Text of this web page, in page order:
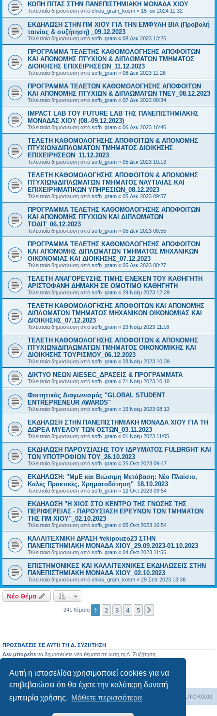
Αυτή η ιστοσελίδα χρησιμοποιεί cookies για να
επιβεβαιώσει ότι θα έχετε την καλύτερη δυνατή
εμπειρία χρήσης. Μάθετε περισσότερα
ΚΟΠΗ ΠΙΤΑΣ ΣΤΗΝ ΠΑΝΕΠΙΣΤΗΜΙΑΚΗ ΜΟΝΑΔΑ ΧΙΟΥ
Τελευταία δημοσίευση από chios_gram_kosm « 15 Ιαν 2024 11:32
ΕΚΔΗΛΩΣΗ ΣΤΗΝ ΠΜ ΧΙΟΥ ΓΙΑ ΤΗΝ ΕΜΦΥΛΗ ΒΙΑ (Προβολή
ταινίας & συζήτηση) _09.12.2023
Τελευταία δημοσίευση από sofb_gram « 08 Δεκ 2023 13:26
ΠΡΟΓΡΑΜΜΑ ΤΕΛΕΤΗΣ ΚΑΘΟΜΟΛΟΓΗΣΗΣ ΑΠΟΦΟΙΤΩΝ
ΚΑΙ ΑΠΟΝΟΜΗΣ ΠΤΥΧΙΩΝ & ΔΙΠΛΩΜΑΤΩΝ ΤΜΗΜΑΤΟΣ
ΔΙΟΙΚΗΣΗΣ ΕΠΙΧΕΙΡΗΣΕΩΝ_11.12.2023
Τελευταία δημοσίευση από sofb_gram « 08 Δεκ 2023 11:28
ΠΡΟΓΡΑΜΜΑ ΤΕΛΕΤΩΝ ΚΑΘΟΜΟΛΟΓΗΣΗΣ ΑΠΟΦΟΙΤΩΝ
ΚΑΙ ΑΠΟΝΟΜΗΣ ΠΤΥΧΙΩΝ & ΔΙΠΛΩΜΑΤΩΝ ΤΝΕΥ_08.12.2023
Τελευταία δημοσίευση από sofb_gram « 07 Δεκ 2023 08:34
IMPACT LAB TOY FUTURE LAB ΤΗΣ ΠΑΝΕΠΙΣΤΗΜΙΑΚΗΣ
ΜΟΝΑΔΑΣ ΧΙΟΥ (08.-09.12.2023)
Τελευταία δημοσίευση από sofb_gram « 06 Δεκ 2023 16:46
ΤΕΛΕΤΗ ΚΑΘΟΜΟΛΟΓΗΣΗΣ ΑΠΟΦΟΙΤΩΝ & ΑΠΟΝΟΜΗΣ
ΠΤΥΧΙΩΝ/ΔΙΠΛΩΜΑΤΩΝ ΤΜΗΜΑΤΟΣ ΔΙΟΙΚΗΣΗΣ
ΕΠΙΧΕΙΡΗΣΕΩΝ_11.12.2023
Τελευταία δημοσίευση από sofb_gram « 05 Δεκ 2023 10:13
ΤΕΛΕΤΗ ΚΑΘΟΜΟΛΟΓΗΣΗΣ ΑΠΟΦΟΙΤΩΝ & ΑΠΟΝΟΜΗΣ
ΠΤΥΧΙΩΝ/ΔΙΠΛΩΜΑΤΩΝ ΤΜΗΜΑΤΟΣ ΝΑΥΤΙΛΙΑΣ ΚΑΙ
ΕΠΙΧΕΙΡΗΜΑΤΙΚΩΝ ΥΠΗΡΕΣΙΩΝ_08.12.2023
Τελευταία δημοσίευση από sofb_gram « 05 Δεκ 2023 09:57
ΠΡΟΓΡΑΜΜΑ ΤΕΛΕΤΗΣ ΚΑΘΟΜΟΛΟΓΗΣΗΣ ΑΠΟΦΟΙΤΩΝ
ΚΑΙ ΑΠΟΝΟΜΗΣ ΠΤΥΧΙΩΝ ΚΑΙ ΔΙΠΛΩΜΑΤΩΝ
ΤΟΔΙΤ_06.12.2023
Τελευταία δημοσίευση από sofb_gram « 05 Δεκ 2023 08:55
ΠΡΟΓΡΑΜΜΑ ΤΕΛΕΤΗΣ ΚΑΘΟΜΟΛΟΓΗΣΗΣ ΑΠΟΦΟΙΤΩΝ
ΚΑΙ ΑΠΟΝΟΜΗΣ ΔΙΠΛΩΜΑΤΩΝ ΤΜΗΜΑΤΟΣ ΜΗΧΑΝΙΚΩΝ
ΟΙΚΟΝΟΜΙΑΣ ΚΑΙ ΔΙΟΙΚΗΣΗΣ_07.12.2023
Τελευταία δημοσίευση από sofb_gram « 05 Δεκ 2023 08:27
ΤΕΛΕΤΗ ΑΝΑΓΟΡΕΥΣΗΣ ΤΙΜΗΣ ΕΝΕΚΕΝ ΤΟΥ ΚΑΘΗΓΗΤΗ
ΑΡΙΣΤΟΦΑΝΗ ΔΗΜΑΚΗ ΣΕ ΟΜΟΤΙΜΟ ΚΑΘΗΓΗΤΗ
Τελευταία δημοσίευση από sofb_gram « 29 Νοέμ 2023 12:29
ΤΕΛΕΤΗ ΚΑΘΟΜΟΛΟΓΗΣΗΣ ΑΠΟΦΟΙΤΩΝ ΚΑΙ ΑΠΟΝΟΜΗΣ
ΔΙΠΛΩΜΑΤΩΝ ΤΜΗΜΑΤΟΣ ΜΗΧΑΝΙΚΩΝ ΟΙΚΟΝΟΜΙΑΣ ΚΑΙ
ΔΙΟΙΚΗΣΗΣ_07.12.2023
Τελευταία δημοσίευση από sofb_gram « 29 Νοέμ 2023 11:18
ΤΕΛΕΤΗ ΚΑΘΟΜΟΛΟΓΗΣΗΣ ΑΠΟΦΟΙΤΩΝ & ΑΠΟΝΟΜΗΣ
ΠΤΥΧΙΩΝ/ΔΙΠΛΩΜΑΤΩΝ ΤΜΗΜΑΤΟΣ ΟΙΚΟΝΟΜΙΚΗΣ ΚΑΙ
ΔΙΟΙΚΗΣΗΣ ΤΟΥΡΙΣΜΟΥ_06.12.2023
Τελευταία δημοσίευση από sofb_gram « 28 Νοέμ 2023 10:39
ΔΙΚΤΥΟ ΝΕΩΝ AIESEC_ΔΡΑΣΕΙΣ & ΠΡΟΓΡΑΜΜΑΤΑ
Τελευταία δημοσίευση από sofb_gram « 21 Νοέμ 2023 10:10
Φοιτητικός Διαγωνισμός "GLOBAL STUDENT
ENTREPRENEUR AWARDS"
Τελευταία δημοσίευση από sofb_gram « 15 Νοέμ 2023 08:13
ΕΚΔΗΛΩΣΗ ΣΤΗΝ ΠΑΝΕΠΙΣΤΗΜΙΑΚΗ ΜΟΝΑΔΑ ΧΙΟΥ ΓΙΑ ΤΗ
ΔΩΡΕΑ ΜΥΕΛΟΥ ΤΩΝ ΟΣΤΩΝ_03.11.2023
Τελευταία δημοσίευση από sofb_gram « 01 Νοέμ 2023 11:05
ΕΚΔΗΛΩΣΗ ΠΑΡΟΥΣΙΑΣΗΣ ΤΟΥ ΙΔΡΥΜΑΤΟΣ FULBRGHT ΚΑΙ
ΤΩΝ ΥΠΟΤΡΟΦΙΩΝ ΤΟΥ_26.10.2023
Τελευταία δημοσίευση από sofb_gram « 25 Οκτ 2023 09:47
ΕΚΔΗΛΩΣΗ: "ΜμΕ και Βιώσιμη Μετάβαση: Νέο Πλαίσιο,
Καλές Πρακτικές, Χρηματοδότηση"_18.10.2023
Τελευταία δημοσίευση από sofb_gram « 12 Οκτ 2023 09:54
ΕΚΔΗΛΩΣΗ "Η ΧΙΟΣ ΣΤΟ ΚΕΝΤΡΟ ΤΗΣ ΓΝΩΣΗΣ ΤΗΣ
ΠΕΡΙΦΕΡΕΙΑΣ - ΠΑΡΟΥΣΙΑΣΗ ΕΡΕΥΝΩΝ ΤΩΝ ΤΜΗΜΑΤΩΝ
ΤΗΣ ΠΜ ΧΙΟΥ"_02.10.2023
Τελευταία δημοσίευση από sofb_gram « 05 Οκτ 2023 10:54
ΚΑΛΛΙΤΕΧΝΙΚΗ ΔΡΑΣΗ #ekipouzo23 ΣΤΗΝ
ΠΑΝΕΠΙΣΤΗΜΙΑΚΗ MΟΝΑΔΑ ΧΙΟΥ_29.09.2023-01.10.2023
Τελευταία δημοσίευση από sofb_gram « 04 Οκτ 2023 11:55
ΕΠΙΣΤΗΜΟΝΙΚΕΣ ΚΑΙ ΚΑΛΛΙΤΕΧΝΙΚΕΣ ΕΚΔΗΛΩΣΕΙΣ ΣΤΗΝ
ΠΑΝΕΠΙΣΤΗΜΙΑΚΗ ΜΟΝΑΔΑ ΧΙΟΥ_02.10.2023
Τελευταία δημοσίευση από chios_gram_kosm « 29 Σεπ 2023 13:38
Νέο Θέμα
241 θέματα 1 2 3 4 5
ΠΡΟΣΒΆΣΕΙΣ ΣΕ ΑΥΤΉ ΤΗ Δ. ΣΥΖΉΤΗΣΗ
Δεν μπορείτε να δημοσιεύετε νέα θέματα σε αυτή τη Δ. Συζήτηση
Δεν μπορείτενα διαγράφετε τις δημοσιεύσεις σας σε αυτή τη Δ. Συζήτηση
Δεν μπορείτε
να επισυνάπτετε αρχεία σε αυτή τη Δ. Συζήτηση
Board Όλοι οι χρόνοι είναι UTC+03:00
Διαγραφή cookies
Δημιουργήθηκε απόphpBB® Forum Software © phpBB Limited